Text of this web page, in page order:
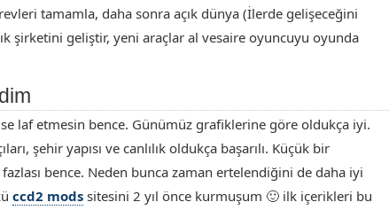
tamamla, daha sonra açık dünya (İlerde gelişeceğini
şirketini geliştir, yeni araçlar al vesaire oyuncuyu oyunda
laf etmesin bence. Günümüz grafiklerine göre oldukça iyi.
şehir yapısı ve canlılık oldukça başarılı. Küçük bir
bence. Neden bunca zaman ertelendiğini de daha iyi
ccd2 modssitesini 2 yıl önce kurmuşum 🙂 ilk içerikleri bu